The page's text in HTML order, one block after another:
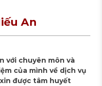
An
với chuyên môn và
của mình về dịch vụ
được tâm huyết